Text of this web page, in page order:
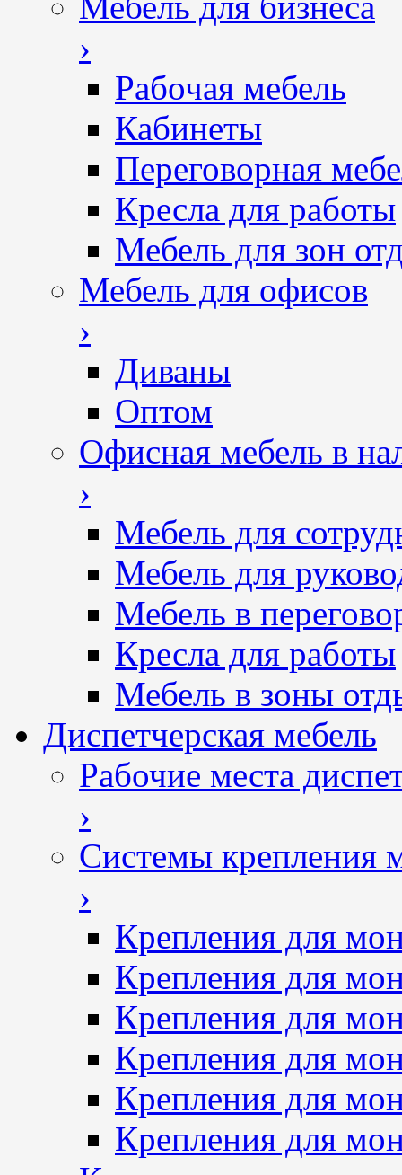
›
Рабочая мебель
Кабинеты
Переговорная
Кресла для работы
Мебель для зон
Мебель для офисов
›
Диваны
Оптом
Офисная мебель в
›
Мебель для
Мебель для
Мебель в
Кресла для работы
Мебель в зоны
Диспетчерская мебель
Рабочие места
›
Системы крепления
›
Крепления для
Крепления для
Крепления для
Крепления для
Крепления для
Крепления для